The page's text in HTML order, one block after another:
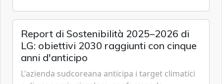
Report di Sostenibilità 2025–2026 di
LG: obiettivi 2030 raggiunti con cinque
anni d'anticipo
L'azienda sudcoreana anticipa i target climatici